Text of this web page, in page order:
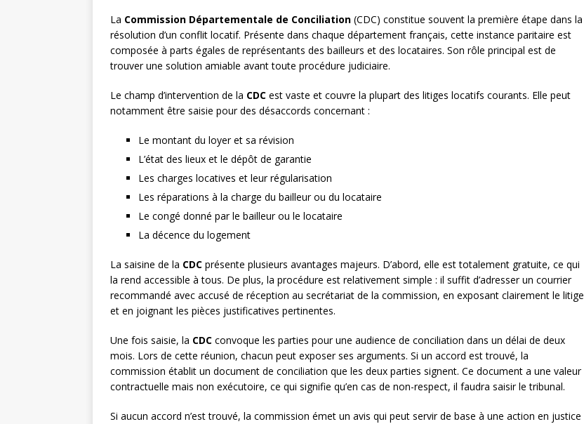
La Commission Départementale de Conciliation (CDC) constitue souvent la première étape dans la
résolution d’un conflit locatif. Présente dans chaque département français, cette instance paritaire est
composée à parts égales de représentants des bailleurs et des locataires. Son rôle principal est de
trouver une solution amiable avant toute procédure judiciaire.
Le champ d’intervention de la CDC est vaste et couvre la plupart des litiges locatifs courants. Elle peut
notamment être saisie pour des désaccords concernant :
Le montant du loyer et sa révision
L’état des lieux et le dépôt de garantie
Les charges locatives et leur régularisation
Les réparations à la charge du bailleur ou du locataire
Le congé donné par le bailleur ou le locataire
La décence du logement
La saisine de la CDC présente plusieurs avantages majeurs. D’abord, elle est totalement gratuite, ce qui
la rend accessible à tous. De plus, la procédure est relativement simple : il suffit d’adresser un courrier
recommandé avec accusé de réception au secrétariat de la commission, en exposant clairement le litige
et en joignant les pièces justificatives pertinentes.
Une fois saisie, la CDC convoque les parties pour une audience de conciliation dans un délai de deux
mois. Lors de cette réunion, chacun peut exposer ses arguments. Si un accord est trouvé, la
commission établit un document de conciliation que les deux parties signent. Ce document a une valeur
contractuelle mais non exécutoire, ce qui signifie qu’en cas de non-respect, il faudra saisir le tribunal.
Si aucun accord n’est trouvé, la commission émet un avis qui peut servir de base à une action en justice